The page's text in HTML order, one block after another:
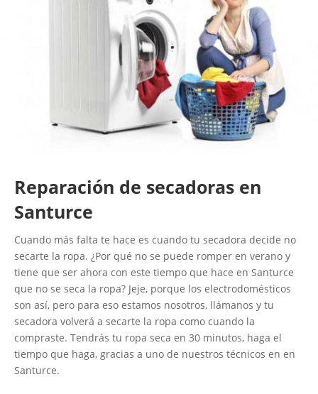
Reparación de secadoras en
Santurce
Cuando más falta te hace es cuando tu secadora decide no
secarte la ropa. ¿Por qué no se puede romper en verano y
tiene que ser ahora con este tiempo que hace en Santurce
que no se seca la ropa? Jeje, porque los electrodomésticos
son así, pero para eso estamos nosotros, llámanos y tu
secadora volverá a secarte la ropa como cuando la
compraste. Tendrás tu ropa seca en 30 minutos, haga el
tiempo que haga, gracias a uno de nuestros técnicos en en
Santurce.